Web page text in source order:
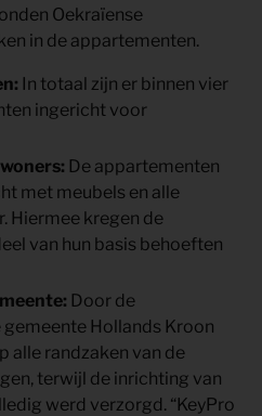
Oekraïense
in de appartementen.
In totaal zijn er binnen vier
ingericht voor
De appartementen
met meubels en alle
Hiermee kregen de
van hun basis behoeften
Door de
Hollands Kroon
alle randzaken van de
terwijl de inrichting van
werd verzorgd. “KeyPro